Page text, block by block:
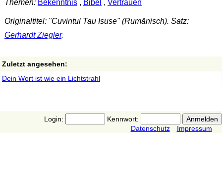
Themen: Bekenntnis, Bibel , Vertrauen
Originaltitel: "Cuvintul Tau Isuse" (Rumänisch). Satz:
Gerhardt Ziegler.
Zuletzt angesehen:
Dein Wort ist wie ein Lichtstrahl
Login:
Kennwort:
Datenschutz
Impressum